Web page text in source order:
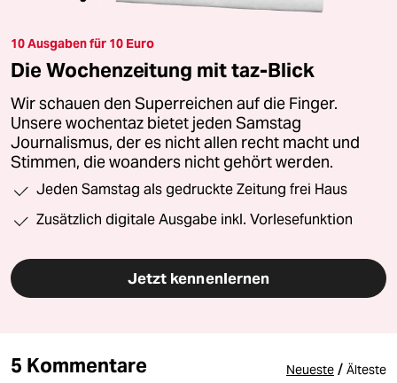
10 Ausgaben für 10 Euro
Die Wochenzeitung mit taz-Blick
Wir schauen den Superreichen auf die Finger.
Unsere wochentaz bietet jeden Samstag
Journalismus, der es nicht allen recht macht und
Stimmen, die woanders nicht gehört werden.
Jeden Samstag als gedruckte Zeitung frei Haus
Zusätzlich digitale Ausgabe inkl. Vorlesefunktion
Jetzt kennenlernen
5 Kommentare Neueste / Älteste